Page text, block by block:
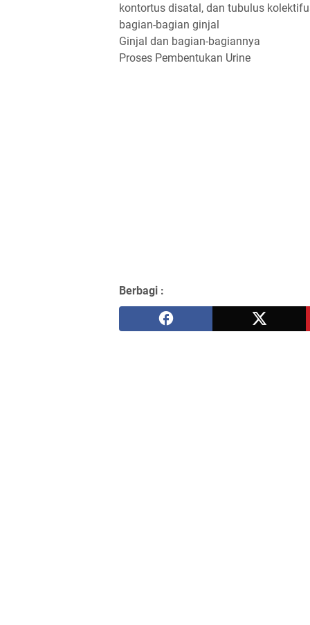
kontortus disatal, dan tubulus
bagian-bagian ginjal
Ginjal dan bagian-bagiannya
Proses Pembentukan Urine
Berbagi :